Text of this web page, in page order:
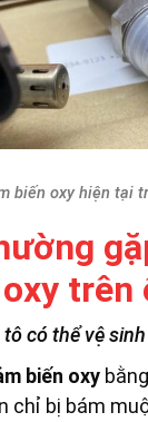
biến oxy hiện tại
trên
tô có thể vệ
biến oxy
chỉ bị bám